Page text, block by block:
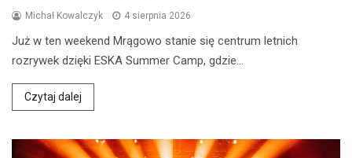
Michał Kowalczyk 4 sierpnia 2026
Już w ten weekend Mrągowo stanie się centrum letnich
rozrywek dzięki ESKA Summer Camp, gdzie…
Czytaj dalej